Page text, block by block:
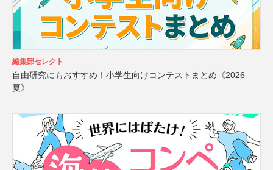
編集部セレクト
自由研究にもおすすめ！小学生向けコンテストまとめ《2026
夏》